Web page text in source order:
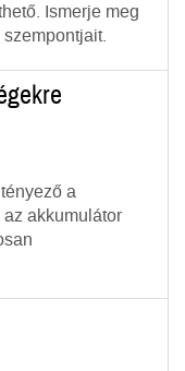
Ismerje meg
a
akkumulátor